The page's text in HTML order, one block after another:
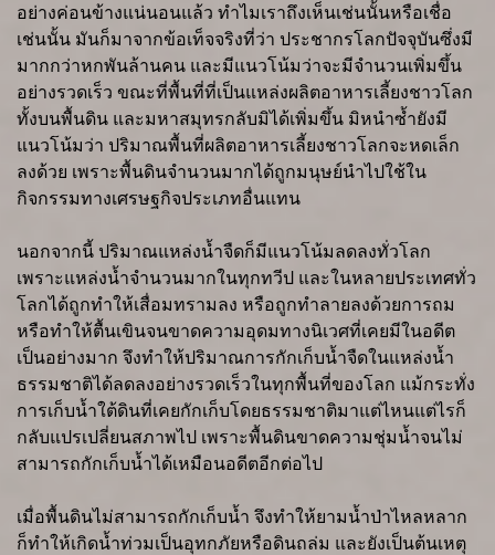
อย่างค่อนข้างแน่นอนแล้ว ทำไมเราถึงเห็นเช่นนั้นหรือเชื่อ
เช่นนั้น มันก็มาจากข้อเท็จจริงที่ว่า ประชากรโลกปัจจุบันซึ่งมี
มากกว่าหกพันล้านคน และมีแนวโน้มว่าจะมีจำนวนเพิ่มขึ้น
อย่างรวดเร็ว ขณะที่พื้นที่ที่เป็นแหล่งผลิตอาหารเลี้ยงชาวโลก
ทั้งบนพื้นดิน และมหาสมุทรกลับมิได้เพิ่มขึ้น มิหนำซ้ำยังมี
แนวโน้มว่า ปริมาณพื้นที่ผลิตอาหารเลี้ยงชาวโลกจะหดเล็ก
ลงด้วย เพราะพื้นดินจำนวนมากได้ถูกมนุษย์นำไปใช้ใน
กิจกรรมทางเศรษฐกิจประเภทอื่นแทน
นอกจากนี้ ปริมาณแหล่งน้ำจืดก็มีแนวโน้มลดลงทั่วโลก
เพราะแหล่งน้ำจำนวนมากในทุกทวีป และในหลายประเทศทั่ว
โลกได้ถูกทำให้เสื่อมทรามลง หรือถูกทำลายลงด้วยการถม
หรือทำให้ตื้นเขินจนขาดความอุดมทางนิเวศที่เคยมีในอดีต
เป็นอย่างมาก จึงทำให้ปริมาณการกักเก็บน้ำจืดในแหล่งน้ำ
ธรรมชาติได้ลดลงอย่างรวดเร็วในทุกพื้นที่ของโลก แม้กระทั่ง
การเก็บน้ำใต้ดินที่เคยกักเก็บโดยธรรมชาติมาแต่ไหนแต่ไรก็
กลับแปรเปลี่ยนสภาพไป เพราะพื้นดินขาดความชุ่มน้ำจนไม่
สามารถกักเก็บน้ำได้เหมือนอดีตอีกต่อไป
เมื่อพื้นดินไม่สามารถกักเก็บน้ำ จึงทำให้ยามน้ำป่าไหลหลาก
ก็ทำให้เกิดน้ำท่วมเป็นอุทกภัยหรือดินถล่ม และยังเป็นต้นเหตุ